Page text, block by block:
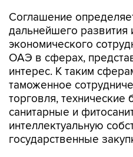
Соглашение
дальнейшего развития
экономического
ОАЭ в сферах,
интерес. К таким
таможенное
торговля,
санитарные и
интеллектуальную
государственные